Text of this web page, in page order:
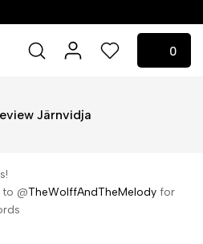
0
Järnvidja
@TheWolffAndTheMelody for